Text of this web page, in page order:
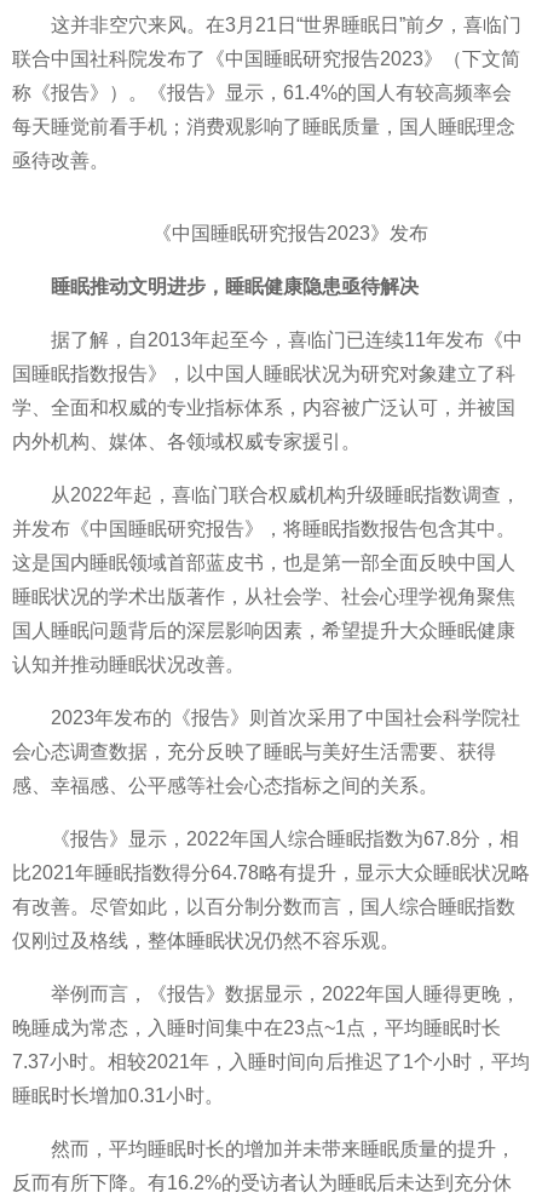
这并非空穴来风。在3月21日“世界睡眠日”前夕，喜临门
联合中国社科院发布了《中国睡眠研究报告2023》（下文简
称《报告》）。《报告》显示，61.4%的国人有较高频率会
每天睡觉前看手机；消费观影响了睡眠质量，国人睡眠理念
亟待改善。
《中国睡眠研究报告2023》发布
睡眠推动文明进步，睡眠健康隐患亟待解决
据了解，自2013年起至今，喜临门已连续11年发布《中
国睡眠指数报告》，以中国人睡眠状况为研究对象建立了科
学、全面和权威的专业指标体系，内容被广泛认可，并被国
内外机构、媒体、各领域权威专家援引。
从2022年起，喜临门联合权威机构升级睡眠指数调查，
并发布《中国睡眠研究报告》，将睡眠指数报告包含其中。
这是国内睡眠领域首部蓝皮书，也是第一部全面反映中国人
睡眠状况的学术出版著作，从社会学、社会心理学视角聚焦
国人睡眠问题背后的深层影响因素，希望提升大众睡眠健康
认知并推动睡眠状况改善。
2023年发布的《报告》则首次采用了中国社会科学院社
会心态调查数据，充分反映了睡眠与美好生活需要、获得
感、幸福感、公平感等社会心态指标之间的关系。
《报告》显示，2022年国人综合睡眠指数为67.8分，相
比2021年睡眠指数得分64.78略有提升，显示大众睡眠状况略
有改善。尽管如此，以百分制分数而言，国人综合睡眠指数
仅刚过及格线，整体睡眠状况仍然不容乐观。
举例而言，《报告》数据显示，2022年国人睡得更晚，
晚睡成为常态，入睡时间集中在23点~1点， 平均睡眠时长
7.37小时。相较2021年，入睡时间向后推迟了1个小时， 平均
睡眠时长增加0.31小时。
然而， 平均睡眠时长的增加并未带来睡眠质量的提升，
反而有所下降。有16.2%的受访者认为睡眠后未达到充分休